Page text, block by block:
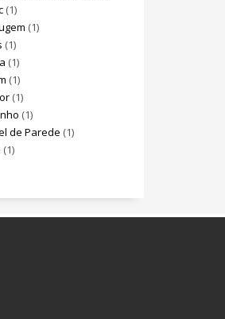
(1)
(1)
(1)
(1)
(1)
(1)
(1)
de Parede (1)
(1)